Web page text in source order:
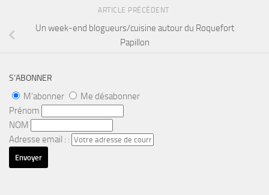
ARTICLE PRÉCÉDENT
Un week-end blogueurs/cuisine autour du Roquefort
Papillon
S’ABONNER
M'abonner
Me désabonner
Prénom
NOM
Adresse email : :